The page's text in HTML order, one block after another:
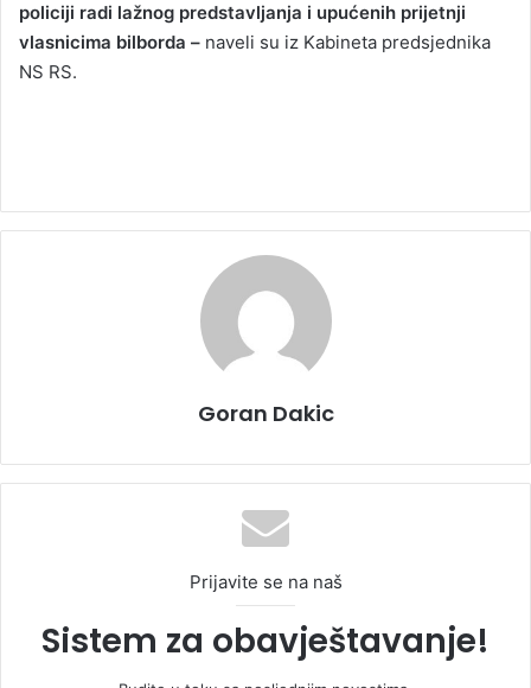
policiji radi lažnog predstavljanja i upućenih prijetnji
vlasnicima bilborda – naveli su iz Kabineta predsjednika
NS RS.
Goran Dakic
Prijavite se na naš
Sistem za obavještavanje!